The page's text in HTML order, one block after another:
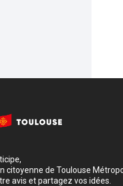
citoyenne de Toulouse
avis et partagez vos idées.